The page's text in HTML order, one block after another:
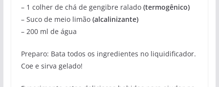
– 1 colher de chá de gengibre ralado (termogênico)
– Suco de meio limão (alcalinizante)
– 200 ml de água
Preparo: Bata todos os ingredientes no liquidificador.
Coe e sirva gelado!